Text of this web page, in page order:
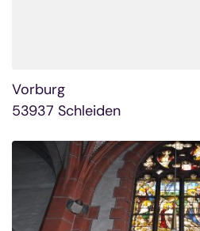
Vorburg
53937 Schleiden